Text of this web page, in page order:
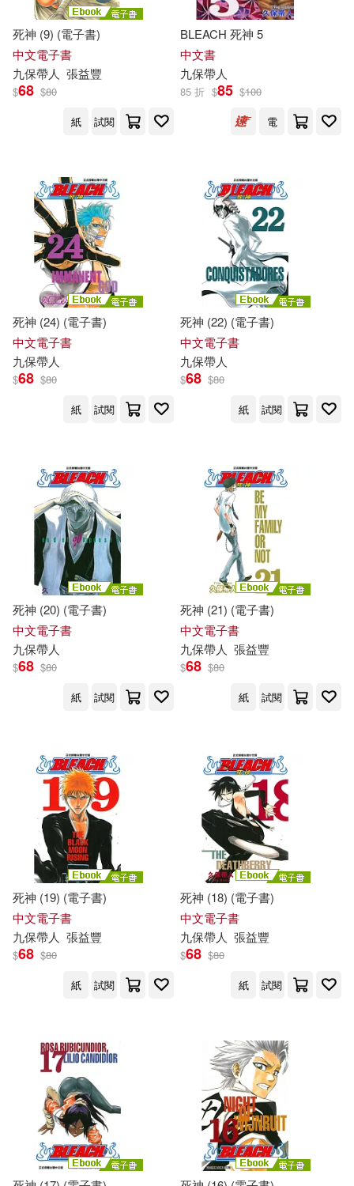
死神 (9) (電子書)
中文電子書
九保帶人 張益豐
$68 $80
紙
試閱
BLEACH 死神 5
中文書
九保帶人
85 折 $85 $100
電
死神 (24) (電子書)
中文電子書
九保帶人
$68 $80
紙
試閱
死神 (22) (電子書)
中文電子書
九保帶人
$68 $80
紙
試閱
死神 (20) (電子書)
中文電子書
九保帶人
$68 $80
紙
試閱
死神 (21) (電子書)
中文電子書
九保帶人 張益豐
$68 $80
紙
試閱
死神 (19) (電子書)
中文電子書
九保帶人 張益豐
$68 $80
紙
試閱
死神 (18) (電子書)
中文電子書
九保帶人 張益豐
$68 $80
紙
試閱